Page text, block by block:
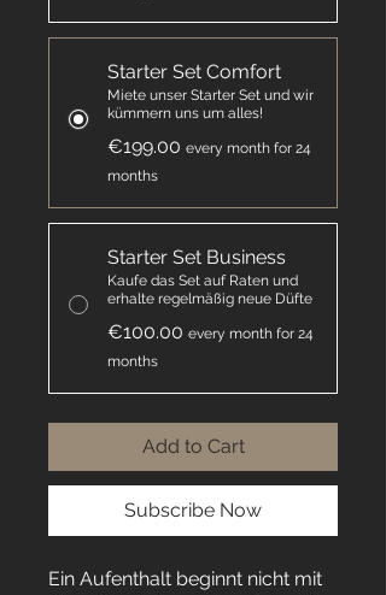
Starter Set Comfort
Miete unser Starter Set und wir
kümmern uns um alles!
€199.00 every month for 24
months
Starter Set Business
Kaufe das Set auf Raten und
erhalte regelmäßig neue Düfte
€100.00 every month for 24
months
Add to Cart
Subscribe Now
Ein Aufenthalt beginnt nicht mit